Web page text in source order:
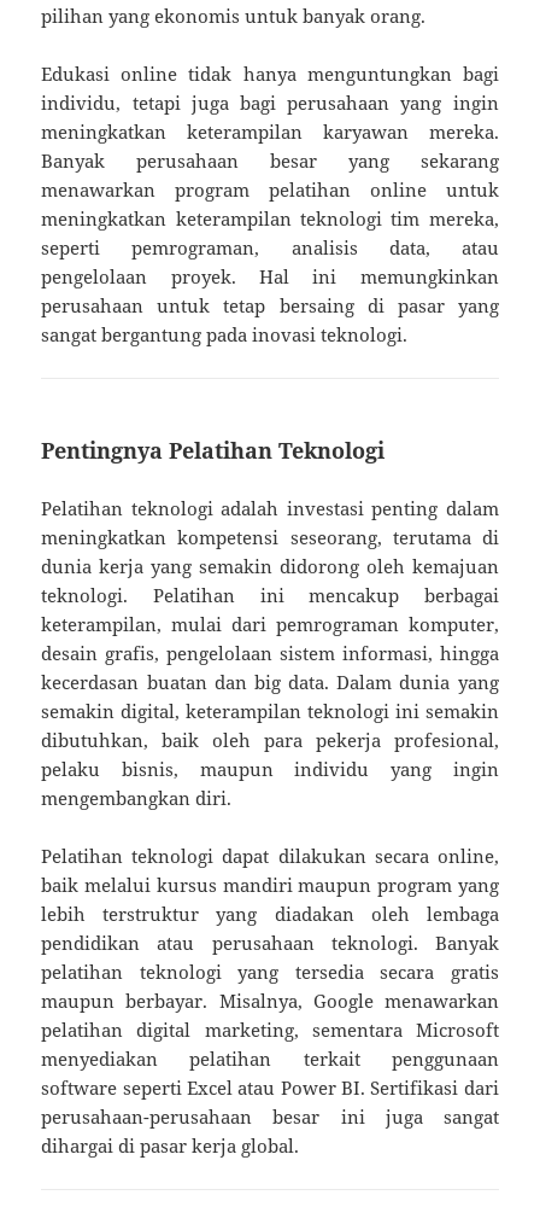
pilihan yang ekonomis untuk banyak orang.
Edukasi online tidak hanya menguntungkan bagi
individu, tetapi juga bagi perusahaan yang ingin
meningkatkan keterampilan karyawan mereka.
Banyak perusahaan besar yang sekarang
menawarkan program pelatihan online untuk
meningkatkan keterampilan teknologi tim mereka,
seperti pemrograman, analisis data, atau
pengelolaan proyek. Hal ini memungkinkan
perusahaan untuk tetap bersaing di pasar yang
sangat bergantung pada inovasi teknologi.
Pentingnya Pelatihan Teknologi
Pelatihan teknologi adalah investasi penting dalam
meningkatkan kompetensi seseorang, terutama di
dunia kerja yang semakin didorong oleh kemajuan
teknologi. Pelatihan ini mencakup berbagai
keterampilan, mulai dari pemrograman komputer,
desain grafis, pengelolaan sistem informasi, hingga
kecerdasan buatan dan big data. Dalam dunia yang
semakin digital, keterampilan teknologi ini semakin
dibutuhkan, baik oleh para pekerja profesional,
pelaku bisnis, maupun individu yang ingin
mengembangkan diri.
Pelatihan teknologi dapat dilakukan secara online,
baik melalui kursus mandiri maupun program yang
lebih terstruktur yang diadakan oleh lembaga
pendidikan atau perusahaan teknologi. Banyak
pelatihan teknologi yang tersedia secara gratis
maupun berbayar. Misalnya, Google menawarkan
pelatihan digital marketing, sementara Microsoft
menyediakan pelatihan terkait penggunaan
software seperti Excel atau Power BI. Sertifikasi dari
perusahaan-perusahaan besar ini juga sangat
dihargai di pasar kerja global.